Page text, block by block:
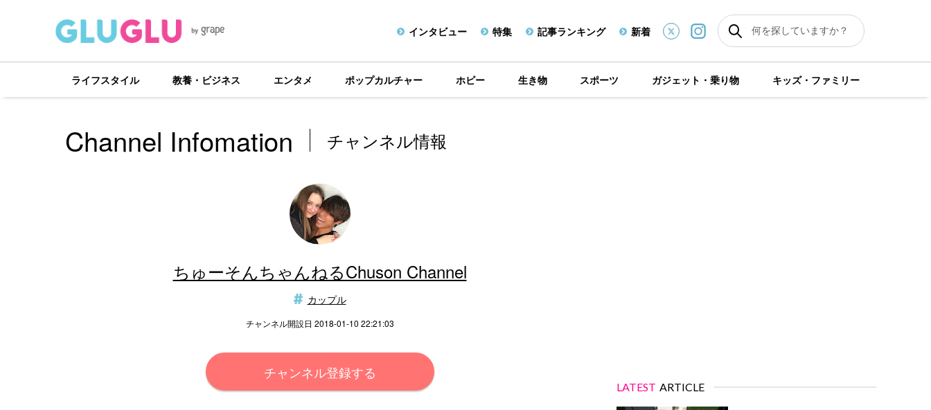
インタビュー 特集 記事ランキング 新着
ライフスタイル 教養・ビジネス エンタメ ポップカルチャー ホビー 生き物 スポーツ ガジェット・乗り物 キッズ・ファミリー
Channel Infomation チャンネル情報
ちゅーそんちゃんねるChuson Channel
カップル
チャンネル開設日 2018-01-10 22:21:03
チャンネル登録する
LATEST ARTICLE